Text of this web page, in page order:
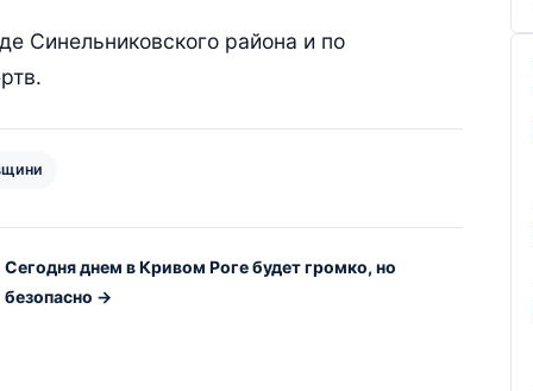
Синельниковского района и по
Cегодня днем в Кривом Роге будет громко, но
безопасно →